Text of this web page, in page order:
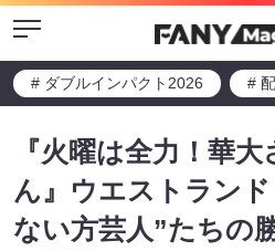
Menu
# ダブルインパクト2026 #
『火曜は全力！華大
ん』ウエストラン
ない方芸人”たちの